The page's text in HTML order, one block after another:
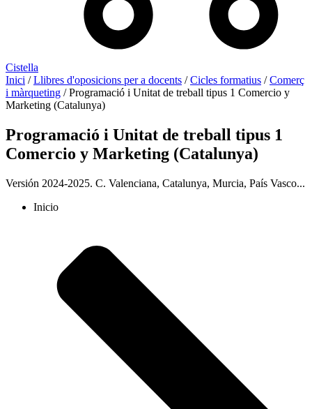
Cistella
Inici /Llibres d'oposicions per a docents /Cicles formatius /Comerç
i màrqueting / Programació i Unitat de treball tipus 1 Comercio y
Marketing (Catalunya)
Programació i Unitat de treball tipus 1
Comercio y Marketing (Catalunya)
Versión 2024-2025. C. Valenciana, Catalunya, Murcia, País Vasco...
Inicio